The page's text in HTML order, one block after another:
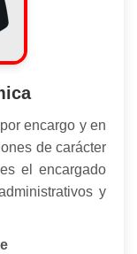
encargo y en
de carácter
el encargado
y